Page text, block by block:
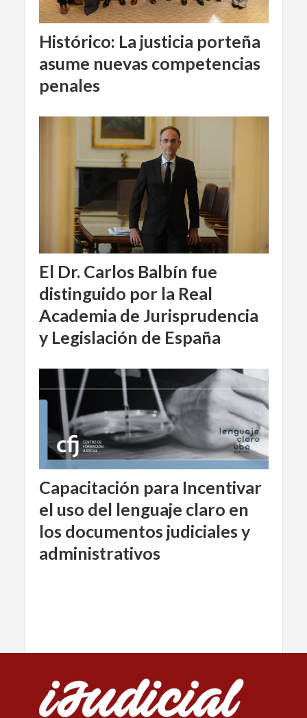
Histórico: La justicia porteña
asume nuevas competencias
penales
El Dr. Carlos Balbín fue
distinguido por la Real
Academia de Jurisprudencia
y Legislación de España
Capacitación para Incentivar
el uso del lenguaje claro en
los documentos judiciales y
administrativos